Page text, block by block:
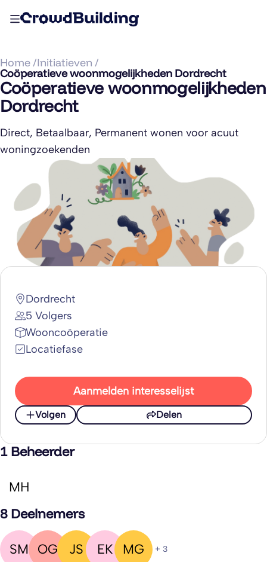
Home /Initiatieven /
Coöperatieve woonmogelijkheden Dordrecht
Coöperatieve woonmogelijkheden
Dordrecht
Direct, Betaalbaar, Permanent wonen voor acuut
woningzoekenden
Dordrecht
5 Volgers
Wooncoöperatie
Locatiefase
Aanmelden interesselijst
Volgen Delen
1 Beheerder
MH
8 Deelnemers
SM OG JS EK MG + 3